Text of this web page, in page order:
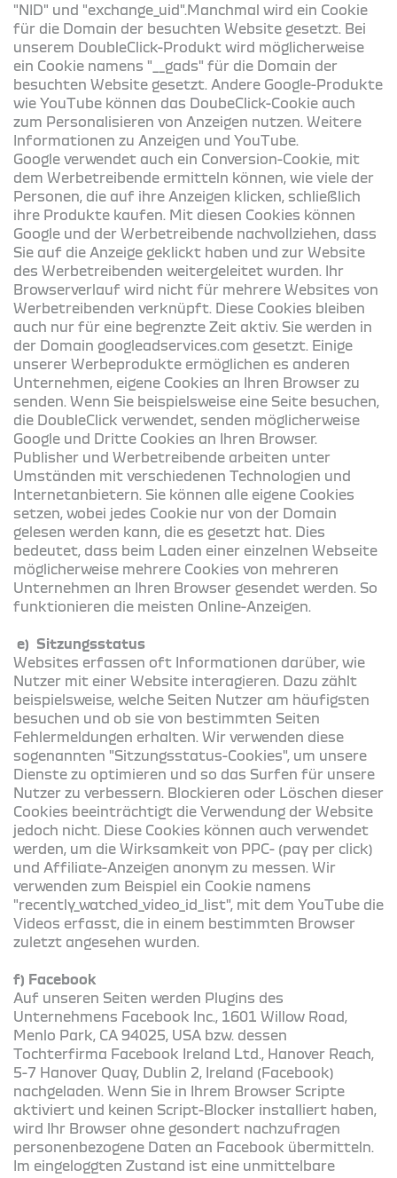
"NID" und "exchange_uid".Manchmal wird ein Cookie
für die Domain der besuchten Website gesetzt. Bei
unserem DoubleClick-Produkt wird möglicherweise
ein Cookie namens "__gads" für die Domain der
besuchten Website gesetzt. Andere Google-Produkte
wie YouTube können das DoubeClick-Cookie auch
zum Personalisieren von Anzeigen nutzen. Weitere
Informationen zu Anzeigen und YouTube.
Google verwendet auch ein Conversion-Cookie, mit
dem Werbetreibende ermitteln können, wie viele der
Personen, die auf ihre Anzeigen klicken, schließlich
ihre Produkte kaufen. Mit diesen Cookies können
Google und der Werbetreibende nachvollziehen, dass
Sie auf die Anzeige geklickt haben und zur Website
des Werbetreibenden weitergeleitet wurden. Ihr
Browserverlauf wird nicht für mehrere Websites von
Werbetreibenden verknüpft. Diese Cookies bleiben
auch nur für eine begrenzte Zeit aktiv. Sie werden in
der Domain googleadservices.com gesetzt. Einige
unserer Werbeprodukte ermöglichen es anderen
Unternehmen, eigene Cookies an Ihren Browser zu
senden. Wenn Sie beispielsweise eine Seite besuchen,
die DoubleClick verwendet, senden möglicherweise
Google und Dritte Cookies an Ihren Browser.
Publisher und Werbetreibende arbeiten unter
Umständen mit verschiedenen Technologien und
Internetanbietern. Sie können alle eigene Cookies
setzen, wobei jedes Cookie nur von der Domain
gelesen werden kann, die es gesetzt hat. Dies
bedeutet, dass beim Laden einer einzelnen Webseite
möglicherweise mehrere Cookies von mehreren
Unternehmen an Ihren Browser gesendet werden. So
funktionieren die meisten Online-Anzeigen.
e) Sitzungsstatus
Websites erfassen oft Informationen darüber, wie
Nutzer mit einer Website interagieren. Dazu zählt
beispielsweise, welche Seiten Nutzer am häufigsten
besuchen und ob sie von bestimmten Seiten
Fehlermeldungen erhalten. Wir verwenden diese
sogenannten "Sitzungsstatus-Cookies", um unsere
Dienste zu optimieren und so das Surfen für unsere
Nutzer zu verbessern. Blockieren oder Löschen dieser
Cookies beeinträchtigt die Verwendung der Website
jedoch nicht. Diese Cookies können auch verwendet
werden, um die Wirksamkeit von PPC- (pay per click)
und Affiliate-Anzeigen anonym zu messen. Wir
verwenden zum Beispiel ein Cookie namens
"recently_watched_video_id_list", mit dem YouTube die
Videos erfasst, die in einem bestimmten Browser
zuletzt angesehen wurden.
f) Facebook
Auf unseren Seiten werden Plugins des
Unternehmens Facebook Inc., 1601 Willow Road,
Menlo Park, CA 94025, USA bzw. dessen
Tochterfirma Facebook Ireland Ltd., Hanover Reach,
5-7 Hanover Quay, Dublin 2, Ireland (Facebook)
nachgeladen. Wenn Sie in Ihrem Browser Scripte
aktiviert und keinen Script-Blocker installiert haben,
wird Ihr Browser ohne gesondert nachzufragen
personenbezogene Daten an Facebook übermitteln.
Im eingeloggten Zustand ist eine unmittelbare